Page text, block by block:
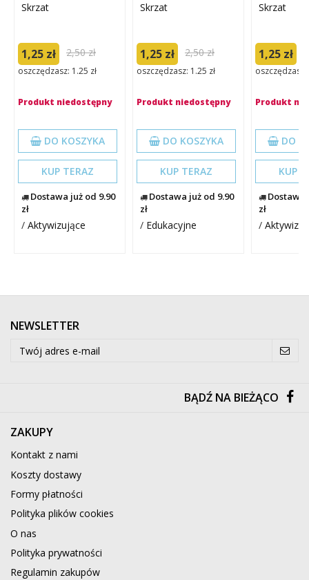
Skrzat
1,25 zł 2,50 zł
oszczędzasz: 1.25 zł
Produkt niedostępny
DO KOSZYKA
KUP TERAZ
Dostawa już od 9.90
zł
/ Aktywizujące
Skrzat
1,25 zł 2,50 zł
oszczędzasz: 1.25 zł
Produkt niedostępny
DO KOSZYKA
KUP TERAZ
Dostawa już od 9.90
zł
/ Edukacyjne
Skrzat
1,25 zł
oszczędzasz:
Produkt
DO
KUP
Dostawa
zł
/
NEWSLETTER
BĄDŹ NA BIEŻĄCO
ZAKUPY
Kontakt z nami
Koszty dostawy
Formy płatności
Polityka plików cookies
O nas
Polityka prywatności
Regulamin zakupów